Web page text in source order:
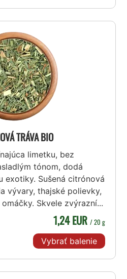
TRÁVA BIO
limetku, bez
tónom, dodá
exotiky. Sušená citrónová
vývary, thajské polievky,
Skvele zvýrazní...
1,24 EUR / 20 g
Vybrať balenie